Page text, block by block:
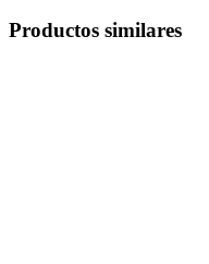
Productos similares